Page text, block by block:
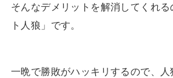
そんなデメリットを解消してくれ
ト人狼」です。
一晩で勝敗がハッキリするので、